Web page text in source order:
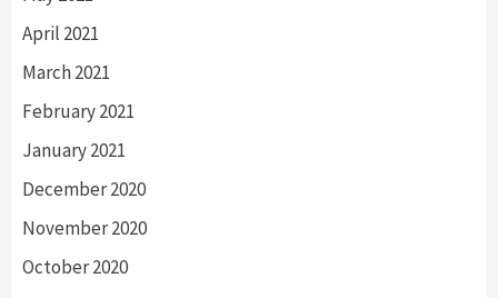
April 2021
March 2021
February 2021
January 2021
December 2020
November 2020
October 2020